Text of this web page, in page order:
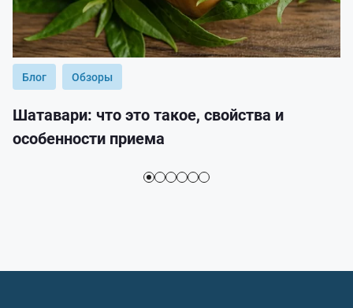
Блог Обзоры
Шатавари: что это такое, свойства и
особенности приема